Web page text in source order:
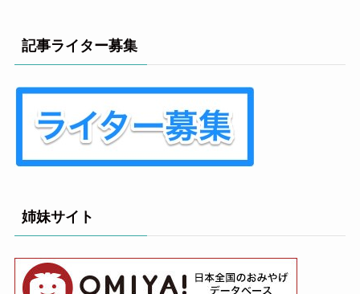
記事ライター募集
姉妹サイト